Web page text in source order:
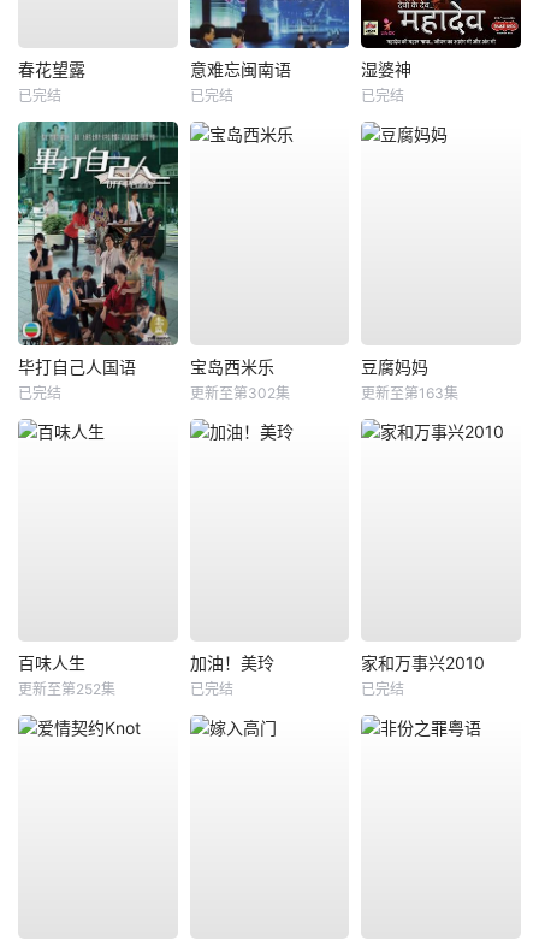
春花望露
已完结
意难忘闽南语
已完结
湿婆神
已完结
毕打自己人国语
已完结
宝岛西米乐
更新至第302集
豆腐妈妈
更新至第163集
百味人生
更新至第252集
加油！美玲
已完结
家和万事兴2010
已完结